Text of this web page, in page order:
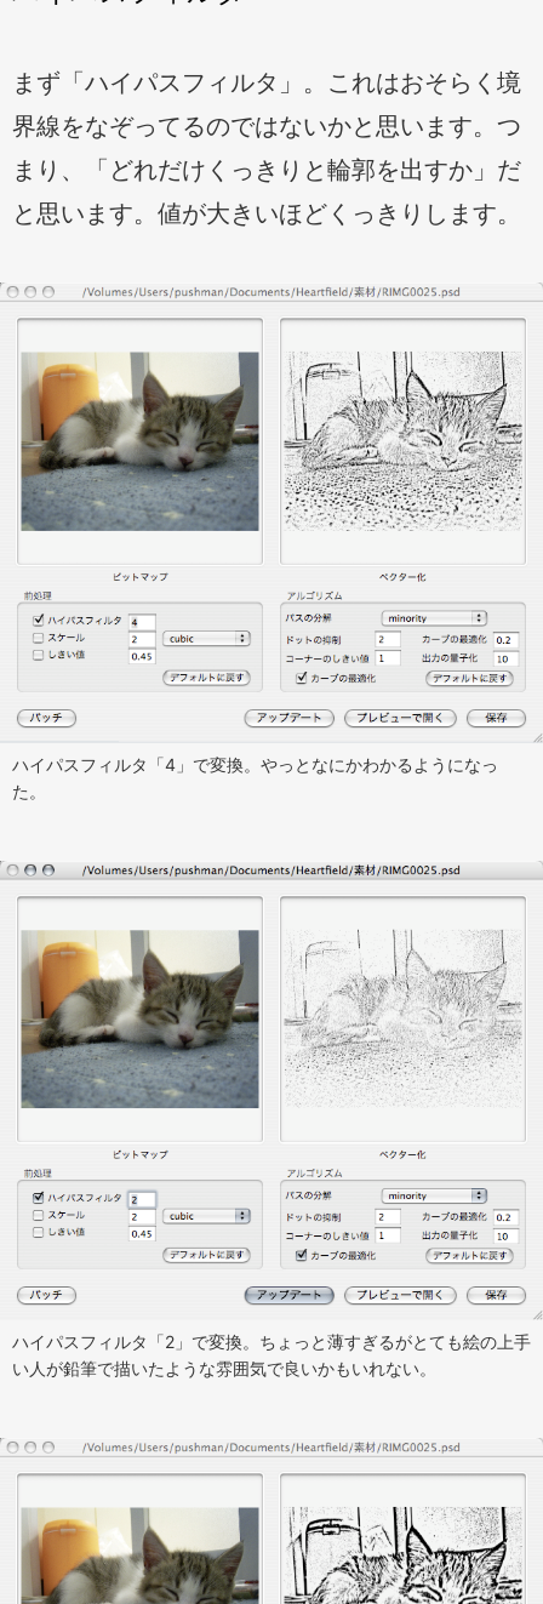
まず「ハイパスフィルタ」。これはおそらく境
界線をなぞってるのではないかと思います。つ
まり、「どれだけくっきりと輪郭を出すか」だ
と思います。値が大きいほどくっきりします。
ハイパスフィルタ「4」で変換。やっとなにかわかるようになっ
た。
ハイパスフィルタ「2」で変換。ちょっと薄すぎるがとても絵の上手
い人が鉛筆で描いたような雰囲気で良いかもいれない。